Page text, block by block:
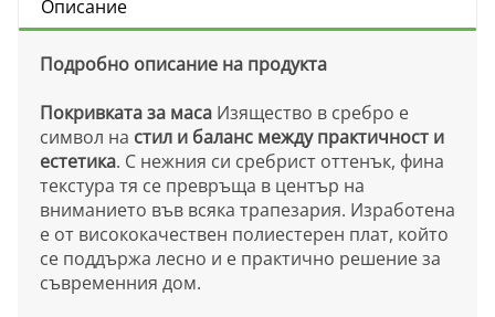
Описание
Подробно описание на продукта
Покривката за маса Изящество в сребро е
символ на стил и баланс между практичност и
естетика. С нежния си сребрист оттенък, фина
текстура тя се превръща в център на
вниманието във всяка трапезария. Изработена
е от висококачествен полиестерен плат, който
се поддържа лесно и е практично решение за
съвременния дом.